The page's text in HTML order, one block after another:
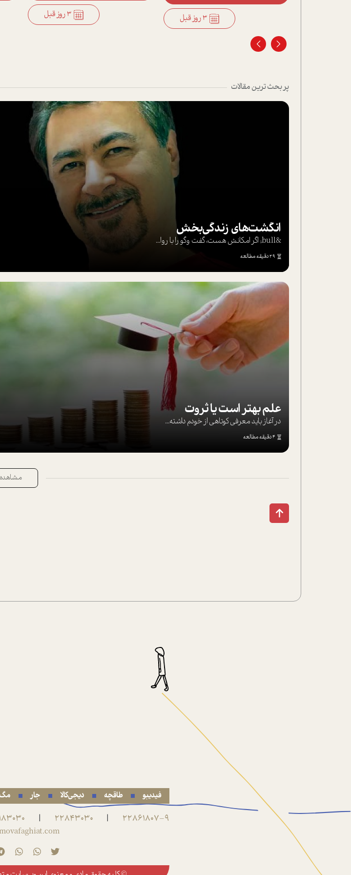
3 روز قبل 3 روز قبل
پر بحث ترین مقالات
انگشت‌های‌ زندگی‌بخش
&bull; اگر امکانش هست، گفت وگو را با روا...
29 دقیقه مطالعه
علم بهتر است یا ثروت
در آغاز باید معرفی کوتاهی از خودم داشته...
4 دقیقه مطالعه
فیدیبو طاقچه دیجی‌کالا جار
22861807-9
|
22843030
|